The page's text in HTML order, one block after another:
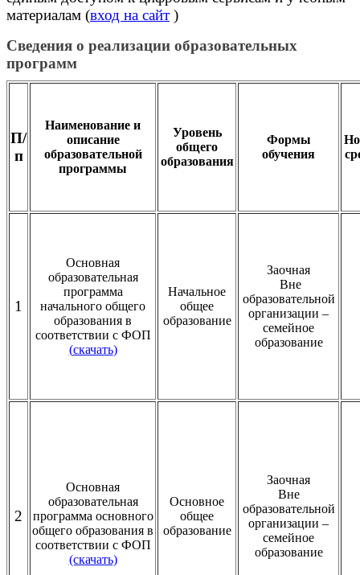
материалам (вход на сайт )
Сведения о реализации образовательных
программ
П/
п
Наименование и
описание
образовательной
программы
Уровень
общего
образования
Формы
обучения
1
Основная
образовательная
программа
начального общего
образования в
соответствии с ФОП
(скачать)
Начальное
общее
образование
Заочная
Вне
образовательной
организации –
семейное
образование
2
Основная
образовательная
программа основного
общего образования в
соответствии с ФОП
(скачать)
Основное
общее
образование
Заочная
Вне
образовательной
организации –
семейное
образование